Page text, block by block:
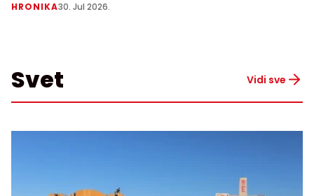
HRONIKA30. Jul 2026.
Svet Vidi sve